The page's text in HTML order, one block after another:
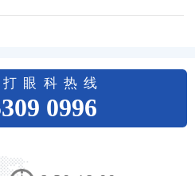
眼科热线
0996